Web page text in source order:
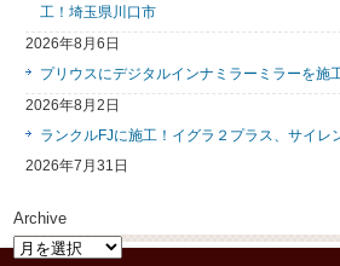
工！埼玉県川口市
2026年8月6日
プリウスにデジタルインナミラーミラーを施
2026年8月2日
ランクルFJに施工！イグラ２プラス、サイレ
2026年7月31日
Archive
Archive